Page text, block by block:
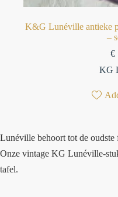
K&G Lunéville antieke
–
€
KG
Lunéville behoort tot de
Onze vintage KG Lunéville-
tafel.